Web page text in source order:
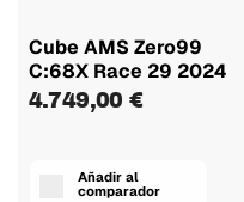
Cube AMS Zero99
C:68X Race 29 2024
4.749,00 €
Añadir al
comparador